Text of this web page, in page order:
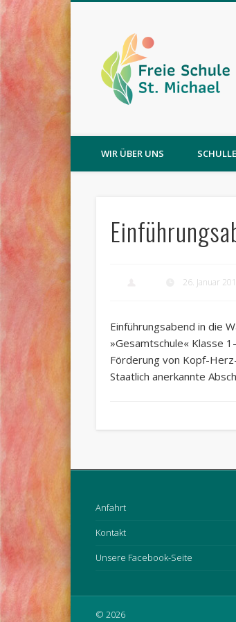
WIR ÜBER UNS
26. Januar
Einführungsabend in die
»Gesamtschule« Klasse
Förderung von Kopf-
Staatlich anerkannte
Anfahrt
Kontakt
Unsere Facebook-Seite
© 2026